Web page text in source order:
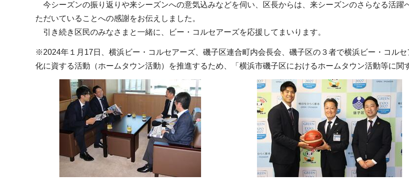
今シーズンの振り返りや来シーズンへの意気込みなどを伺い、区長からは、来シーズンのさらなる活
ただいていることへの感謝をお伝えしました。
引き続き区民のみなさまと一緒に、ビー・コルセアーズを応援してまいります。
※2024年１月17日、横浜ビー・コルセアーズ、磯子区連合町内会長会、磯子区の３者で横浜ビー・コル
化に資する活動（ホームタウン活動）を推進するため、「横浜市磯子区におけるホームタウン活動等に関